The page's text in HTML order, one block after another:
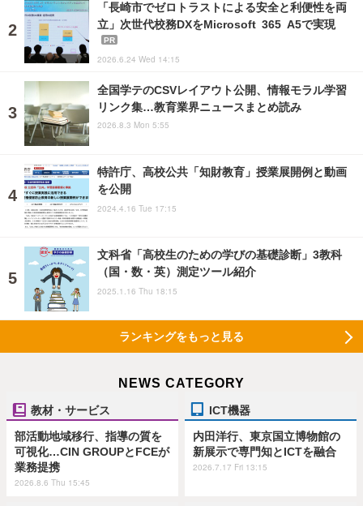
「長崎市でゼロトラストによる安全と利便性を両
立」次世代校務DXをMicrosoft 365 A5で実現
PR
2026.6.24 Wed 14:15
全国学テのCSVレイアウト公開、情報モラル学習
リンク集…教育業界ニュースまとめ読み
2026.8.3 Mon 5:55
特許庁、高校公共「知財教育」授業展開例と動画
を公開
2024.4.16 Tue 17:15
文科省「高校生のための学びの基礎診断」3教科
（国・数・英）測定ツール紹介
2025.1.16 Thu 18:15
ランキングをもっと見る
NEWS CATEGORY
教材・サービス
部活動地域移行、指導の質を
可視化…CIN GROUPとFCEが
業務提携
2026.8.6 Thu 15:45
ICT機器
内田洋行、東京国立博物館の
新展示で専門知とICTを融合
2026.7.17 Fri 13:15